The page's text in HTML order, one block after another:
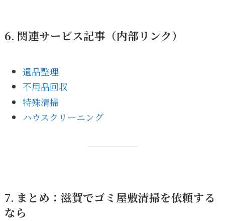
6. 関連サービス記事（内部リンク）
遺品整理
不用品回収
特殊清掃
ハウスクリーニング
7. まとめ：滋賀でゴミ屋敷清掃を依頼する
なら